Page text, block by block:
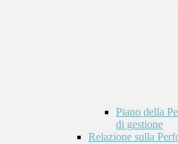
Piano della
di gestione
Relazione sulla